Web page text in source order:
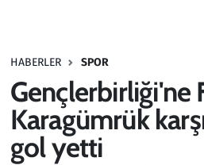
HABERLER SPOR
Gençlerbirliği'ne
Karagümrük
gol yetti
Haber
Kültür Sanat
Kurumsal Haberler